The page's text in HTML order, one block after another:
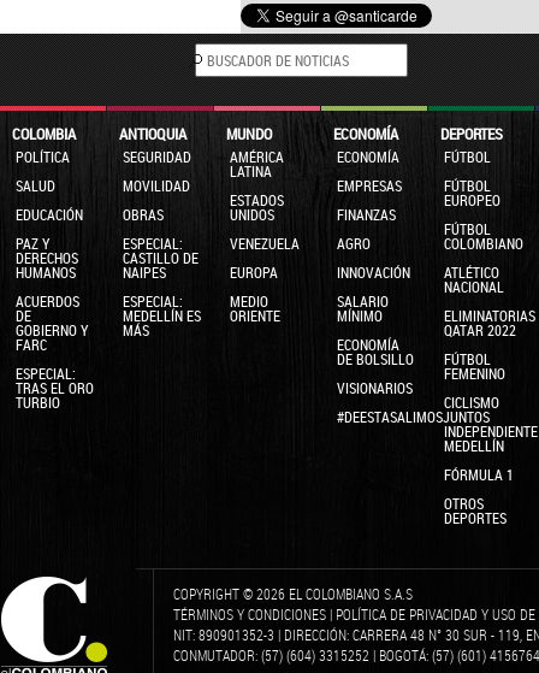
COLOMBIA
POLÍTICA
SALUD
EDUCACIÓN
PAZ Y
DERECHOS
HUMANOS
ACUERDOS
DE
GOBIERNO Y
FARC
ESPECIAL:
TRAS EL ORO
TURBIO
ANTIOQUIA
SEGURIDAD
MOVILIDAD
OBRAS
ESPECIAL:
CASTILLO DE
NAIPES
ESPECIAL:
MEDELLÍN ES
MÁS
MUNDO
AMÉRICA
LATINA
ESTADOS
UNIDOS
VENEZUELA
EUROPA
MEDIO
ORIENTE
ECONOMÍA
ECONOMÍA
EMPRESAS
FINANZAS
AGRO
INNOVACIÓN
SALARIO
MÍNIMO
ECONOMÍA
DE BOLSILLO
VISIONARIOS
#DEESTASALIMOSJUNTOS
DEPORTES
FÚTBOL
FÚTBOL
EUROPEO
FÚTBOL
COLOMBIANO
ATLÉTICO
NACIONAL
ELIMINATORIAS
QATAR 2022
FÚTBOL
FEMENINO
CICLISMO
INDEPENDIENTE
MEDELLÍN
FÓRMULA 1
OTROS
DEPORTES
COPYRIGHT © 2026 EL COLOMBIANO S.A.S
TÉRMINOS Y CONDICIONES | POLÍTICA DE PRIVACIDAD Y USO
NIT: 890901352-3 | DIRECCIÓN: CARRERA 48 N° 30 SUR - 119,
CONMUTADOR: (57) (604) 3315252 | BOGOTÁ: (57) (601)